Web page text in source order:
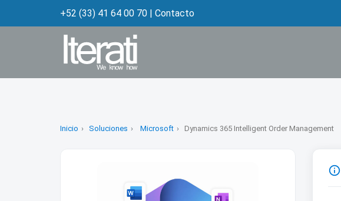
+52 (33) 41 64 00 70 | Contacto
Inicio Soluciones Microsoft Dynamics 365 Intelligent Order Management
